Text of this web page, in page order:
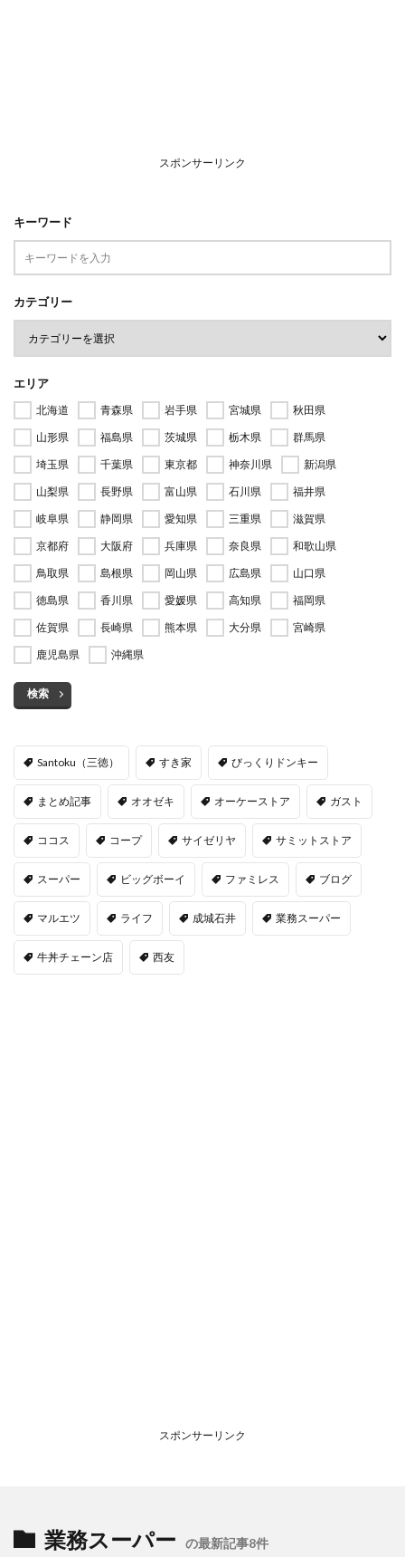
スポンサーリンク
キーワード
カテゴリー
エリア
北海道 青森県 岩手県 宮城県
秋田県
山形県
福島県 茨城県 栃木県
群馬県
埼玉県
千葉県 東京都 神奈川県
新潟県
山梨県
長野県 富山県 石川県
福井県
岐阜県
静岡県 愛知県 三重県
滋賀県
京都府
大阪府 兵庫県 奈良県
和歌山県
鳥取県
島根県 岡山県 広島県
山口県
徳島県
香川県 愛媛県 高知県
福岡県
佐賀県
長崎県 熊本県 大分県
宮崎県
鹿児島県
沖縄県
検索
Santoku（三徳） すき家 びっくりドンキー
まとめ記事 オオゼキ オーケーストア ガスト
ココス コープ サイゼリヤ サミットストア
スーパー ビッグボーイ ファミレス ブログ
マルエツ ライフ 成城石井 業務スーパー
牛丼チェーン店 西友
スポンサーリンク
業務スーパー の最新記事8件